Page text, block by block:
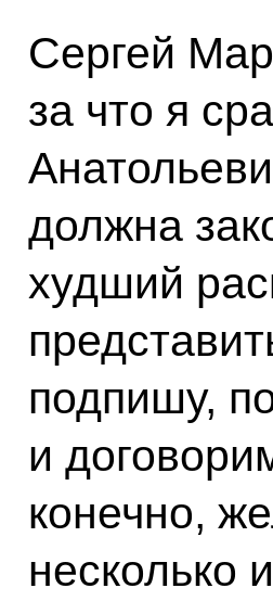
Сергей
за что я
должна
худший
подпишу,
и
конечно,
несколько